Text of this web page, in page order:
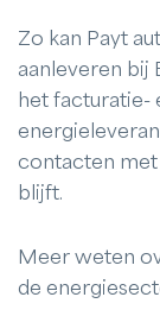
Zo kan Payt
aanleveren bij
het facturatie-
contacten met
blijft.
Meer weten
de